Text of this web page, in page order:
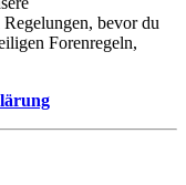
bevor du
Forenregeln,